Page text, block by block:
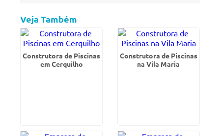
Veja Também
Construtora de Piscinas
em Cerquilho
Construtora de Piscinas
na Vila Maria